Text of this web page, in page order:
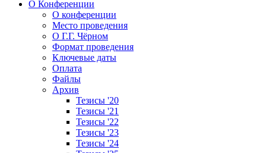
О Конференции
О конференции
Место проведения
О Г.Г. Чёрном
Формат проведения
Ключевые даты
Оплата
Файлы
Архив
Тезисы '20
Тезисы '21
Тезисы '22
Тезисы '23
Тезисы '24